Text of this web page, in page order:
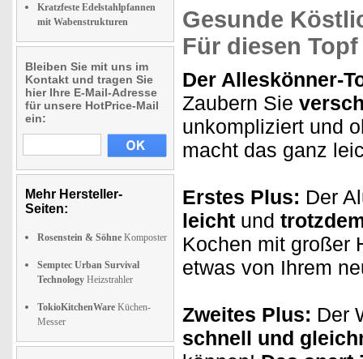
Kratzfeste Edelstahlpfannen
mit Wabenstrukturen
Bleiben Sie mit uns im
Kontakt und tragen Sie
hier Ihre E-Mail-Adresse
für unsere HotPrice-Mail
ein:
Mehr Hersteller-
Seiten:
Rosenstein & Söhne Komposter
Semptec Urban Survival
Technology Heizstrahler
TokioKitchenWare Küchen-
Messer
Gesunde
Für diesen
Der Alleskönner-
Zaubern Sie
unkompliziert und
macht das ganz
Erstes Plus: Der
leicht und
Kochen mit großer
etwas von Ihrem
Zweites Plus: Der
schnell und